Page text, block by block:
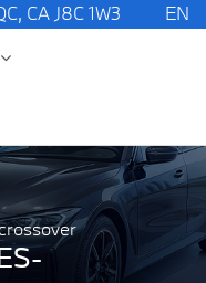
CA J8C 1W3 EN